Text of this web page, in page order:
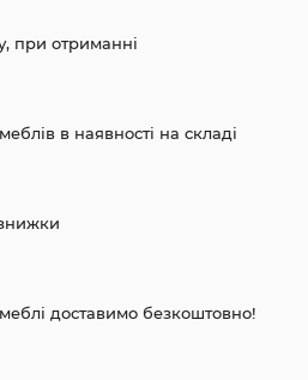
при отриманні
в наявності на складі
доставимо безкоштовно!